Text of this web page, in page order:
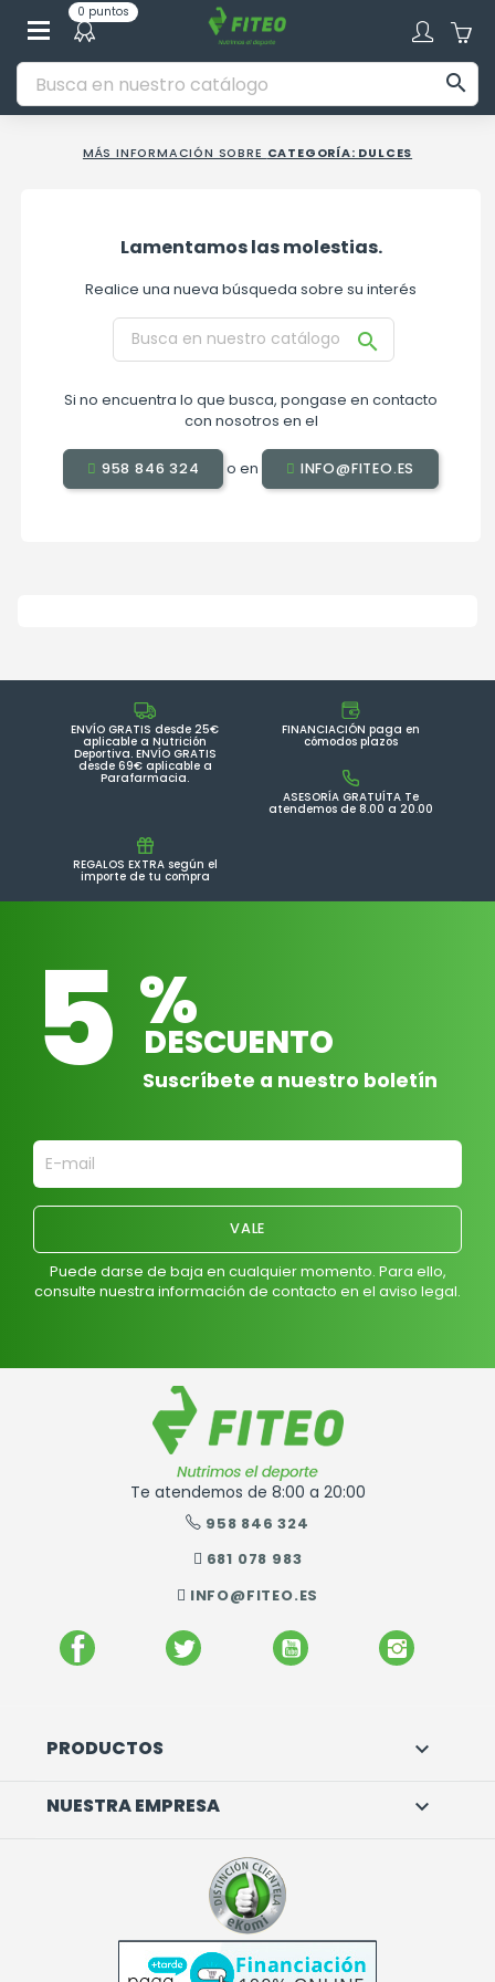
0 puntos

MÁS INFORMACIÓN SOBRE CATEGORÍA: DULCES
Lamentamos las molestias.
Realice una nueva búsqueda sobre su interés

Si no encuentra lo que busca, pongase en contacto
con nosotros en el
958 846 324 o en INFO@FITEO.ES
ENVÍO GRATIS desde 25€
aplicable a Nutrición
Deportiva. ENVÍO GRATIS
desde 69€ aplicable a
Parafarmacia.
FINANCIACIÓN paga en
cómodos plazos
ASESORÍA GRATUÍTA Te
atendemos de 8.00 a 20.00
REGALOS EXTRA según el
importe de tu compra
5 %
DESCUENTO
Suscríbete a nuestro boletín
Puede darse de baja en cualquier momento. Para ello,
consulte nuestra información de contacto en el aviso legal.
Te atendemos de 8:00 a 20:00
958 846 324
681 078 983
INFO@FITEO.ES
FACEBOOK TWITTER YOUTUBE
PRODUCTOS 
NUESTRA EMPRESA 